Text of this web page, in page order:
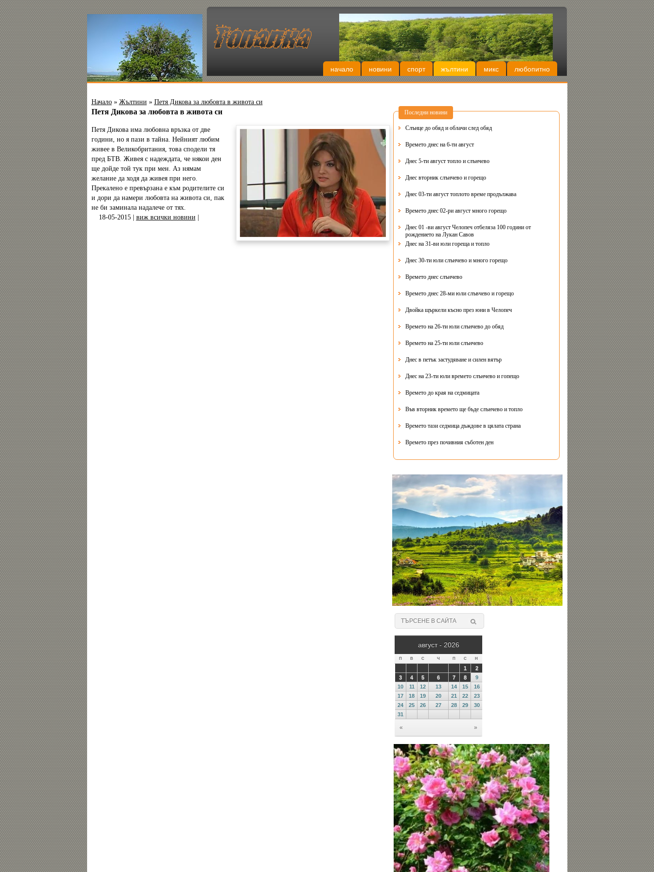
начало новини спорт жълтини микс любопитно
Начало» Жълтини » Петя Дикова за любовта в живота си
Петя Дикова за любовта в живота си
Петя Дикова има любовна връзка от две
години, но я пази в тайна. Нейният любим
живее в Великобритания, това сподели тя
пред БТВ. Живея с надеждата, че някои ден
ще дойде той тук при мен. Аз нямам
желание да ходя да живея при него.
Прекалено е превързана е към родителите си
и дори да намери любовта на живота си, пак
не би заминала надалече от тях.
18-05-2015 | виж всички новини
Последни новини
Слънце до обяд и облачи след обяд
Времето днес на 6-ти август
Днес 5-ти август топло и слънчево
Днес вторник слънчево и горещо
Днес 03-ти август топлото време продължава
Времето днес 02-ри август много горещо
Днес 01 -ви август Челопеч отбеляза 100 години от
рождението на Лукан Савов
Днес на 31-ви юли гореща и топло
Днес 30-ти юли слънчево и много горещо
Времето днес слънчево
Времето днес 28-ми юли слъвчево и горещо
Двойка щъркели късно през юни в Челопеч
Времето на 26-ти юли слънчево до обяд
Времето на 25-ти юли слънчево
Днес в петък застудяване и силен вятър
Днес на 23-ти юли времето слънчево и гопещо
Времето до края на седмицата
Във вторник времето ще бъде слънчево и топло
Времето тази седмица дъждове в цялата страна
Времето през почивния съботен ден